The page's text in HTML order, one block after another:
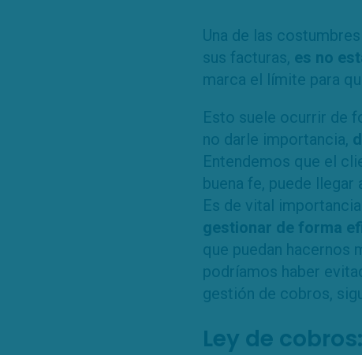
Una de las
sus facturas, es no
marca el límite para
Esto suele ocurrir de
no darle importancia,
Entendemos que el
buena fe, puede
Es de vital
gestionar de forma
que puedan hacernos
podríamos haber
gestión de cobros,
Ley de